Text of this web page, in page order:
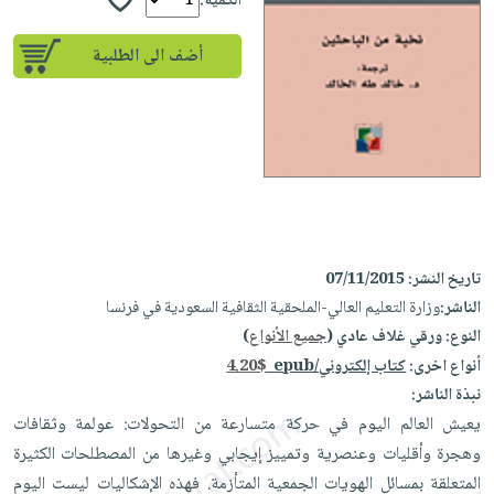
أكاديمية
English
iKitab
على
Android
تحميل
iKitab
على
Apple
أسئلة
على
Apple
المواضيع
تعليمية
العناية
الشخصية
العناية
وتصفيف
الشعر
العناية
بالجسم
والسفرة
جديد
الكل
أواني
الطهي
أدوات
متجر
الهدايا
أقسام
أضف الى الطلبية
تاريخ النشر:07/11/2015
الناشر:وزارة التعليم العالي-الملحقية الثقافية السعودية في فرنسا
النوع:ورقي غلاف عادي (جميع الأنواع)
أنواع اخرى:كتاب إلكتروني/epub
4.20$
نبذة الناشر:
يعيش العالم اليوم في حركة متسارعة من التحولات: عولمة وثقافات
وهجرة وأقليات وعنصرية وتمييز إيجابي وغيرها من المصطلحات الكثيرة
المتعلقة بمسائل الهويات الجمعية المتأزمة. فهذه الإشكاليات ليست اليوم